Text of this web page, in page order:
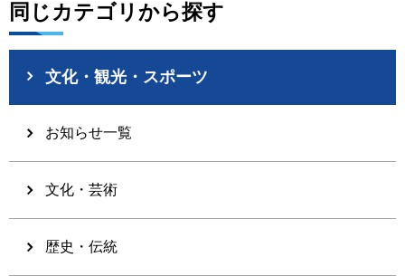
同じカテゴリから探す
文化・観光・スポーツ
お知らせ一覧
文化・芸術
歴史・伝統